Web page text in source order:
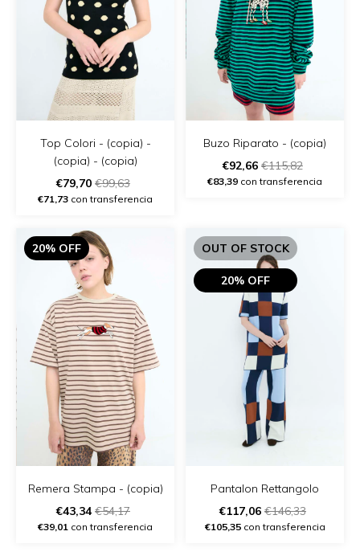
Top Colori - (copia) -
(copia) - (copia)
€79,70 €99,63
€71,73 con transferencia
Buzo Riparato - (copia)
€92,66 €115,82
€83,39 con transferencia
20% OFF
Remera Stampa - (copia)
€43,34€54,17
€39,01 con transferencia
OUT OF STOCK
20% OFF
Pantalon Rettangolo
€117,06 €146,33
€105,35con transferencia